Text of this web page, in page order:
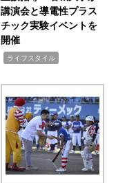
講演会と導電性プラス
チック実験イベントを
開催
ライフスタイル